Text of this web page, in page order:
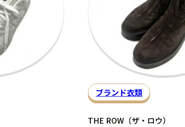
ブランド衣類
THE ROW（ザ・ロウ）